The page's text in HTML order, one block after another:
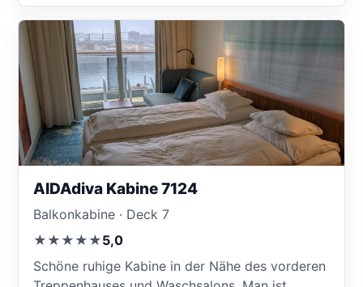
AIDAdiva Kabine 7124
Balkonkabine · Deck 7
★★★★★5,0
Schöne ruhige Kabine in der Nähe des vorderen